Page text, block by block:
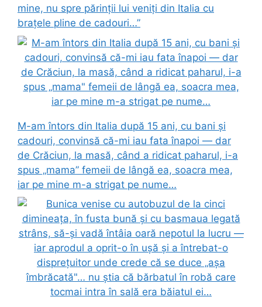
mine, nu spre părinții lui veniți din Italia cu
brațele pline de cadouri…”
M-am întors din Italia după 15 ani, cu bani și
cadouri, convinsă că-mi iau fata înapoi — dar
de Crăciun, la masă, când a ridicat paharul, i-a
spus „mama” femeii de lângă ea, soacra mea,
iar pe mine m-a strigat pe nume…